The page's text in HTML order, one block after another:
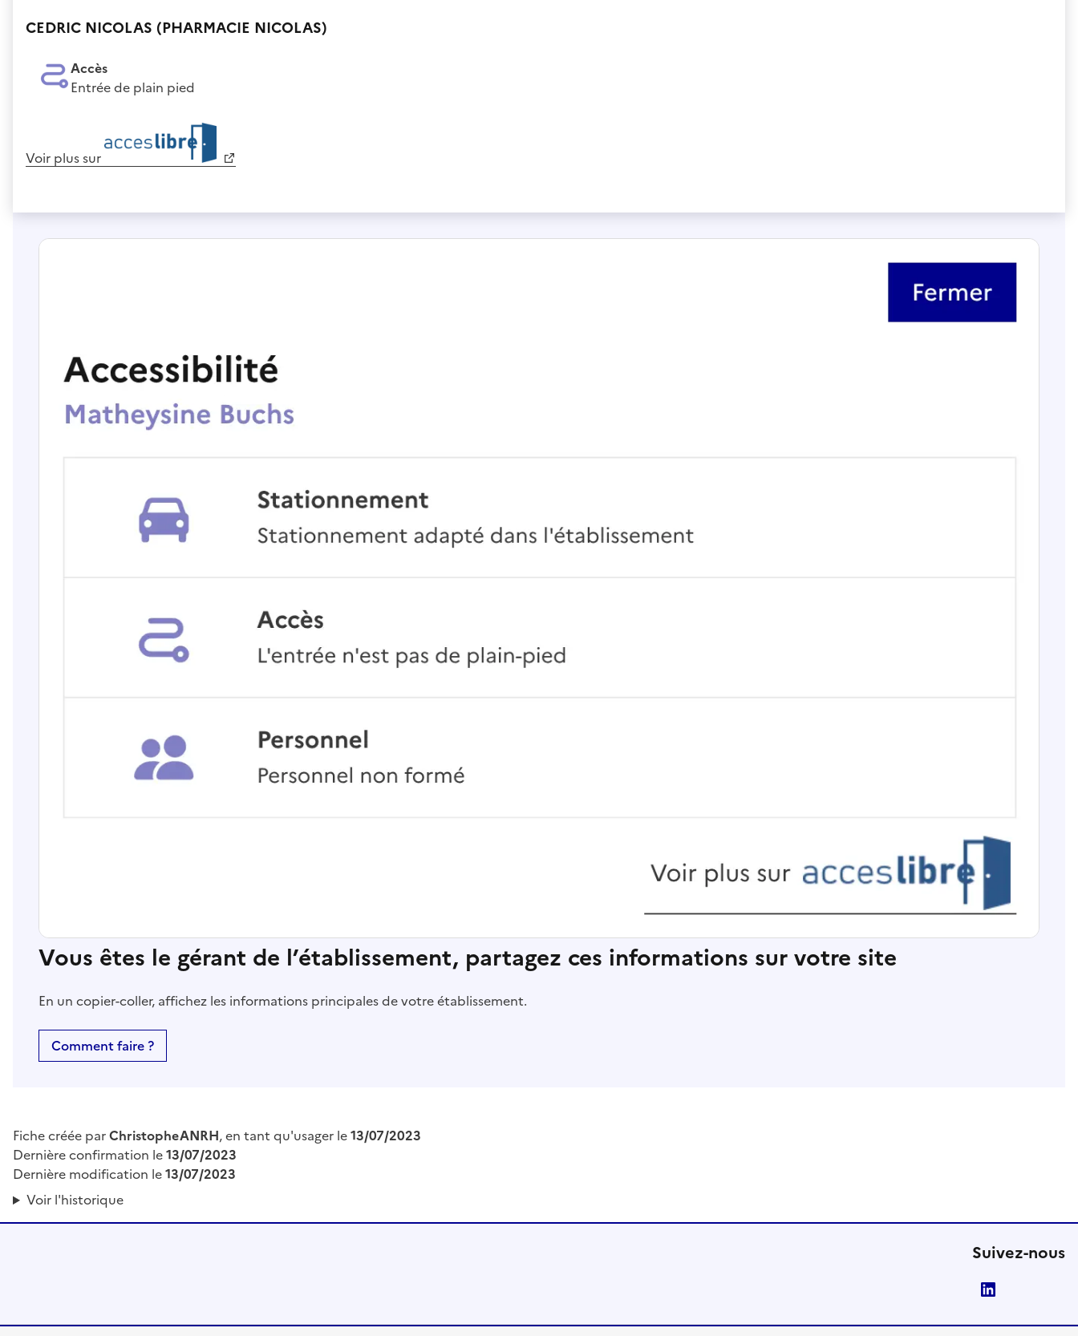
CEDRIC NICOLAS (PHARMACIE NICOLAS)
Accès
Entrée de plain pied
Voir plus sur
Vous êtes le gérant de l’établissement, partagez ces informations sur votre site
En un copier-coller, affichez les informations principales de votre établissement.
Comment faire ?
Fiche créée parChristopheANRH, en tant qu'usager le13/07/2023
Dernière confirmation le13/07/2023
Dernière modification le13/07/2023
Voir l'historique
Suivez-nous